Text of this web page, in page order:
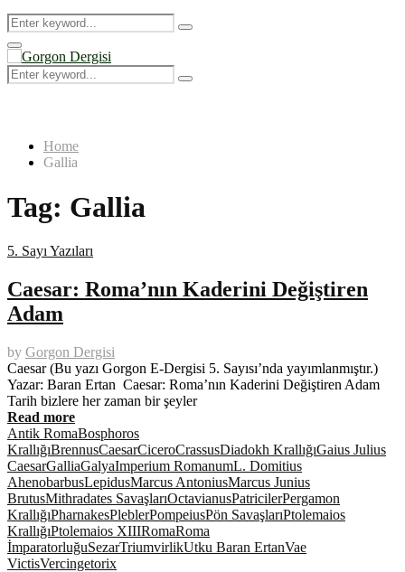
Search
for:
Search
Primary
Menu
Search
for:
Search
Home
Gallia
Tag: Gallia
5. Sayı Yazıları
Caesar: Roma’nın Kaderini Değiştiren
Adam
by Gorgon Dergisi
Caesar (Bu yazı Gorgon E-Dergisi 5. Sayısı’nda yayımlanmıştır.)
Yazar: Baran Ertan Caesar: Roma’nın Kaderini Değiştiren Adam
Tarih bizlere her zaman bir şeyler
Read more
Antik RomaBosphoros
KrallığıBrennusCaesarCiceroCrassusDiadokh KrallığıGaius Julius
CaesarGalliaGalyaImperium RomanumL. Domitius
AhenobarbusLepidusMarcus AntoniusMarcus Junius
BrutusMithradates SavaşlarıOctavianusPatricilerPergamon
KrallığıPharnakesPleblerPompeiusPön SavaşlarıPtolemaios
KrallığıPtolemaios XIIIRomaRoma
İmparatorluğuSezarTriumvirlikUtku Baran ErtanVae
VictisVercingetorix